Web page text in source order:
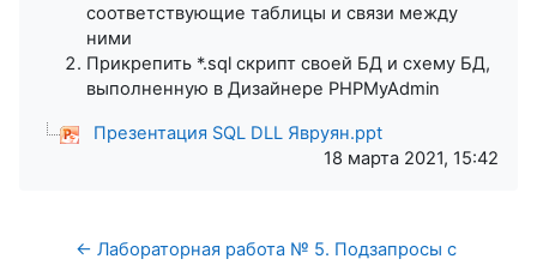
соответствующие таблицы и связи между
ними
Прикрепить *.sql скрипт своей БД и схему БД,
выполненную в Дизайнере PHPMyAdmin
Презентация SQL DLL Явруян.ppt
18 марта 2021, 15:42
← Лабораторная работа № 5. Подзапросы с